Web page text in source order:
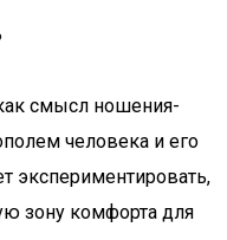
смысл ношения-
человека и его
экспериментировать,
зону комфорта для